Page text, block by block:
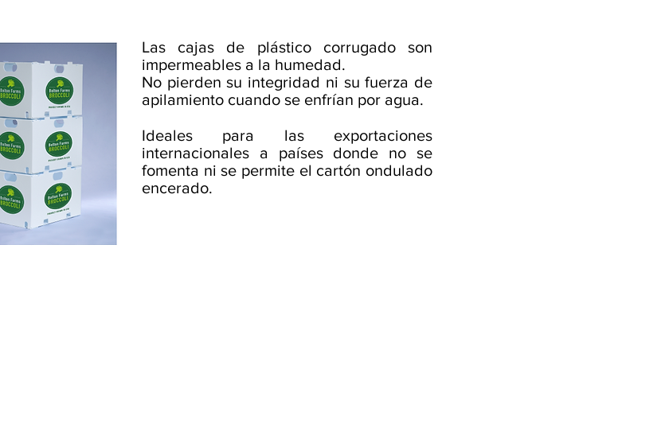
Las cajas de plástico corrugado son
impermeables a la humedad.
No pierden su integridad ni su fuerza de
apilamiento cuando se enfrían por agua.
Ideales para las exportaciones
internacionales a países donde no se
fomenta ni se permite el cartón ondulado
encerado.